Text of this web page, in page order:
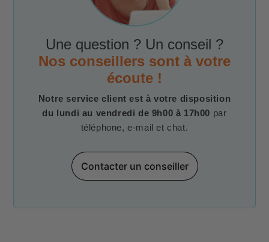
Une question ? Un conseil ?
Nos conseillers sont à votre
écoute !
Notre service client est à votre disposition
du lundi au vendredi de 9h00 à 17h00 par
téléphone, e-mail et chat.
Contacter un conseiller